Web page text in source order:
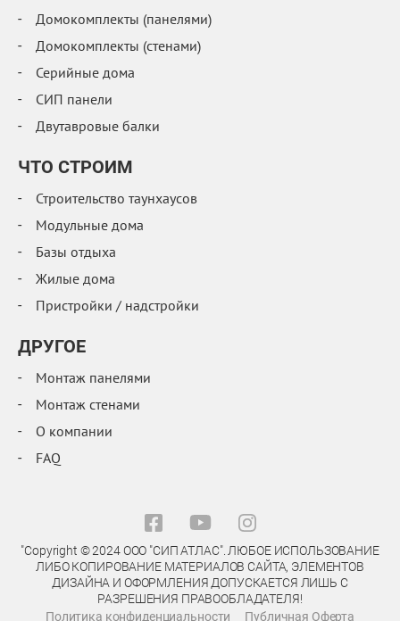
Домокомплекты (панелями)
Домокомплекты (стенами)
Серийные дома
СИП панели
Двутавровые балки
ЧТО СТРОИМ
Строительство таунхаусов
Модульные дома
Базы отдыха
Жилые дома
Пристройки / надстройки
ДРУГОЕ
Монтаж панелями
Монтаж стенами
О компании
FAQ
"Copyright © 2024 ООО "СИП АТЛАС". ЛЮБОЕ ИСПОЛЬЗОВАНИЕ
ЛИБО КОПИРОВАНИЕ МАТЕРИАЛОВ САЙТА, ЭЛЕМЕНТОВ
ДИЗАЙНА И ОФОРМЛЕНИЯ ДОПУСКАЕТСЯ ЛИШЬ С
РАЗРЕШЕНИЯ ПРАВООБЛАДАТЕЛЯ!
Политика конфиденциальности
Публичная Оферта